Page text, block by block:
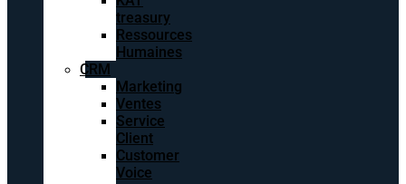
treasury
Ressources
Humaines
CRM
Marketing
Ventes
Service
Client
Customer
Voice